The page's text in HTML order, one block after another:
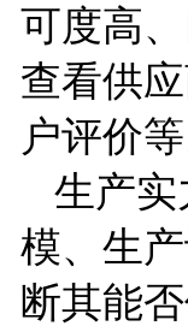
可度高
查看供
户评价等
生产
模、生
断其能